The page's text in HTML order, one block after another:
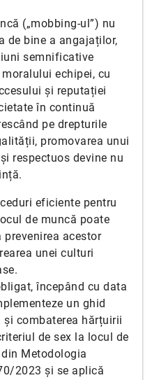
(„mobbing-ul”) nu
de bine a angajaților,
semnificative
echipei, cu
și reputației
în continuă
pe drepturile
promovarea unui
respectuos devine nu
eficiente pentru
de muncă poate
acestor
unei culturi
începând cu data
un ghid
și combaterea hărțuirii
de sex la locul de
Metodologia
2023 și se aplică